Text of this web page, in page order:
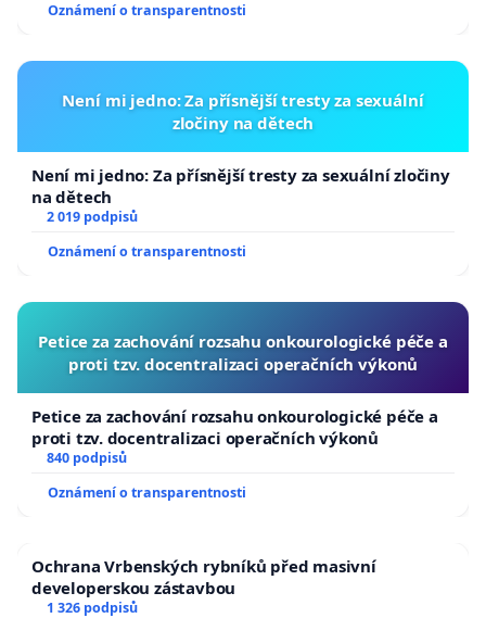
Oznámení o transparentnosti
Není mi jedno: Za přísnější tresty za sexuální
zločiny na dětech
Není mi jedno: Za přísnější tresty za sexuální zločiny
na dětech
2 019 podpisů
Oznámení o transparentnosti
Petice za zachování rozsahu onkourologické péče a
proti tzv. docentralizaci operačních výkonů
Petice za zachování rozsahu onkourologické péče a
proti tzv. docentralizaci operačních výkonů
840 podpisů
Oznámení o transparentnosti
Ochrana Vrbenských rybníků před masivní
developerskou zástavbou
1 326 podpisů